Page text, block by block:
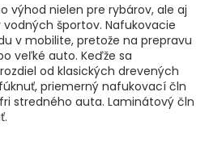
výhod nielen pre rybárov, ale aj
športov. Nafukovacie
v mobilite, pretože na prepravu
veľké auto. Keďže sa
od klasických drevených
priemerný nafukovací čln
stredného auta. Laminátový čln